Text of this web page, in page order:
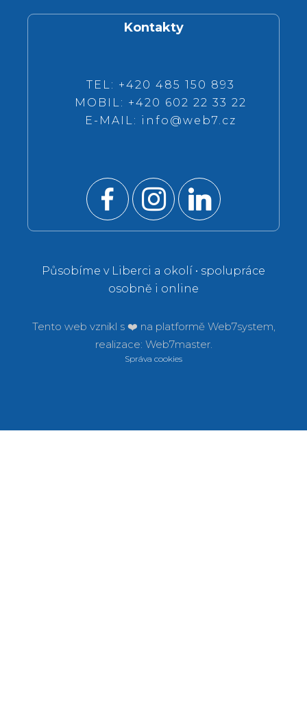
Kontakty
TEL: +420 485 150 893
MOBIL: +420 602 22 33 22
E-MAIL: info@web7.cz
Působíme v Liberci a okolí • spolupráce
osobně i online
Tento web vznikl s ❤️ na platformě Web7system,
realizace: Web7master.
Správa cookies